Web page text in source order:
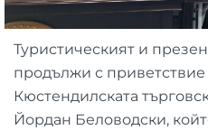
Туристическият и
продължи с приветствие
Кюстендилската
Йордан Беловодски,